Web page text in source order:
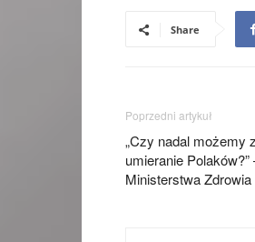
Share
Poprzedni artykuł
„Czy nadal możemy
umieranie
Ministerstwa Zdrowia